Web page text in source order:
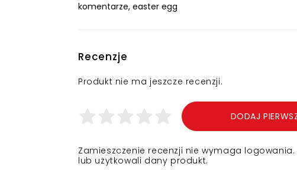
komentarze, easter egg
Recenzje
Produkt nie ma jeszcze recenzji.
DODAJ
Zamieszczenie recenzji nie wymaga
lub użytkowali dany produkt.